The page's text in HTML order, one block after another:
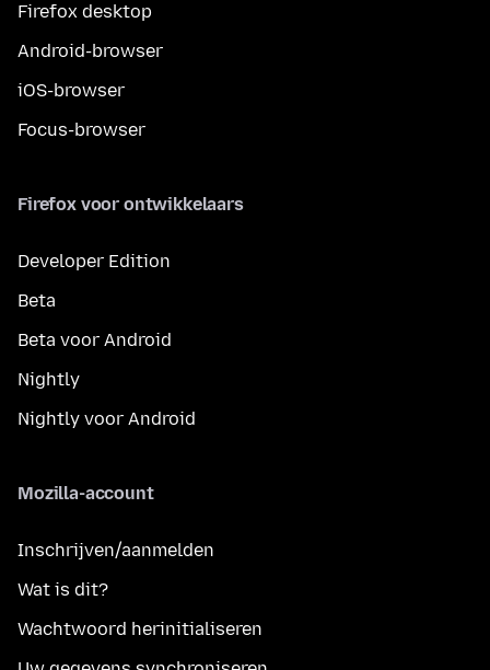
Firefox desktop
Android-browser
iOS-browser
Focus-browser
Firefox voor ontwikkelaars
Developer Edition
Beta
Beta voor Android
Nightly
Nightly voor Android
Mozilla-account
Inschrijven/aanmelden
Wat is dit?
Wachtwoord herinitialiseren